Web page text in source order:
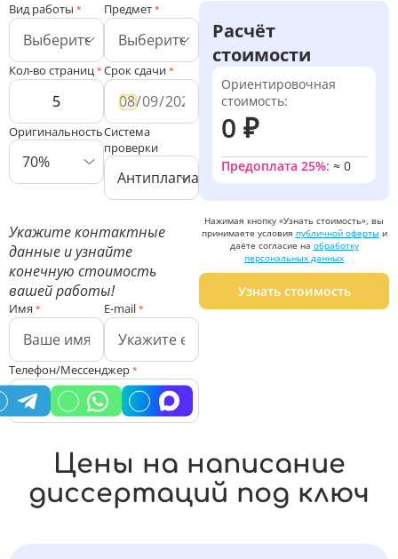
Вид работы * Предмет *
Кол-во страниц * Срок сдачи *
Оригинальность
70%
Система
проверки
Антиплагиат ВУЗ
Укажите контактные
данные и узнайте
конечную стоимость
вашей работы!
Имя * E-mail *
Телефон/Мессенджер *
Расчёт
стоимости
Ориентировочная
стоимость:
0 ₽
Предоплата 25%: ≈ 0
Нажимая кнопку «Узнать стоимость», вы
принимаете условия публичной оферты и
даёте согласие на обработку
персональных данных
Узнать стоимость
Цены на написание
диссертаций под ключ